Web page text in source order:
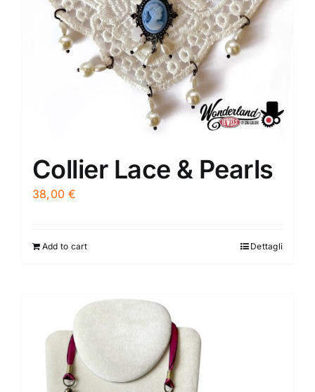
Collier Lace & Pearls
38,00€
Add to cart Dettagli